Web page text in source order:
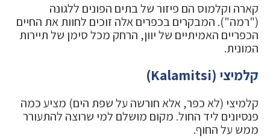
קארה וקלמוס הם פיזור של בתים הפונים ללגונה
("רמה"). המבקרים בכפרים אלה זוכים לחוות את החיים
הכפריים האמיתיים של יוון, הרחק מכל סימן של תיירות
המונית.
קלמיצי (Kalamitsi)
קלמיצי (לא כפר, אלא חורשה על שפת הים) מציע כמה
פנסיונים ליד החול. מקום מושלם למי שרוצה להתעורר
ממש על החוף.